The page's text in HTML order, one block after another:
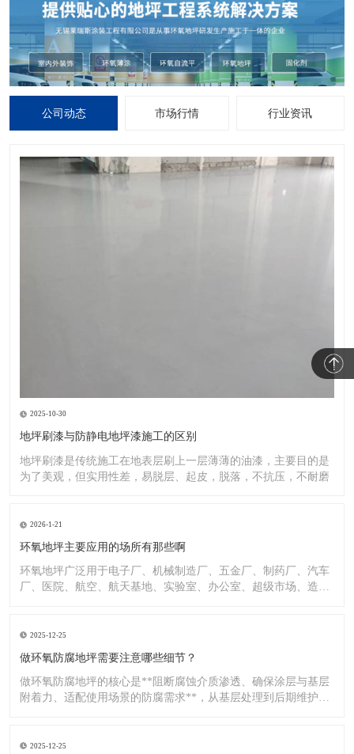
公司动态 市场行情 行业资讯
2025-10-30
地坪刷漆与防静电地坪漆施工的区别
地坪刷漆是传统施工在地表层刷上一层薄薄的油漆，主要目的是
为了美观，但实用性差，易脱层、起皮，脱落，不抗压，不耐磨
2026-1-21
环氧地坪主要应用的场所有那些啊
环氧地坪广泛用于电子厂、机械制造厂、五金厂、制药厂、汽车
厂、医院、航空、航天基地、实验室、办公室、超级市场、造纸
2025-12-25
做环氧防腐地坪需要注意哪些细节？
做环氧防腐地坪的核心是**阻断腐蚀介质渗透、确保涂层与基层
附着力、适配使用场景的防腐需求**，从基层处理到后期维护，
2025-12-25